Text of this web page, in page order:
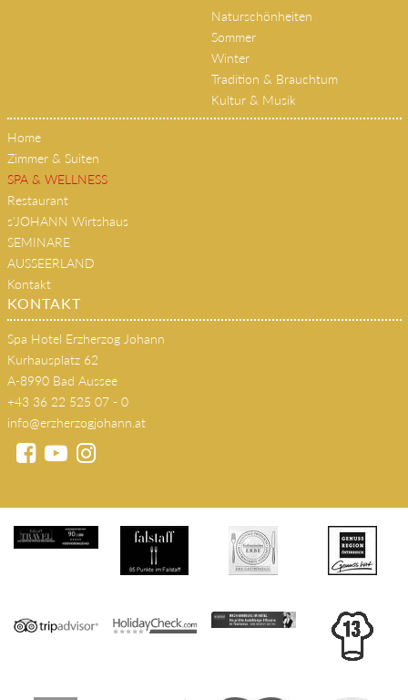
Naturschönheiten
Sommer
Winter
Tradition & Brauchtum
Kultur & Musik
Home
Zimmer & Suiten
SPA & WELLNESS
Restaurant
s'JOHANN Wirtshaus
SEMINARE
AUSSEERLAND
Kontakt
KONTAKT
Spa Hotel Erzherzog Johann
Kurhausplatz 62
A-8990 Bad Aussee
+43 36 22 525 07 - 0
info@erzherzogjohann.at